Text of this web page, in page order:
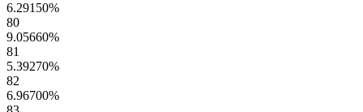
6.29150%
80
9.05660%
81
5.39270%
82
6.96700%